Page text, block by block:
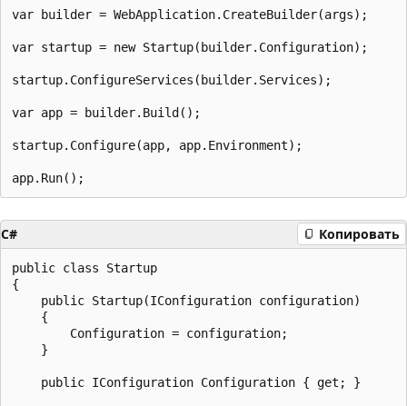
var builder = WebApplication.CreateBuilder(args);
var startup = new Startup(builder.Configuration);
startup.ConfigureServices(builder.Services);
var app = builder.Build();
startup.Configure(app, app.Environment);
C# Копировать
public class Startup
{
    public Startup(IConfiguration configuration)
    {
        Configuration = configuration;
    }
    public IConfiguration Configuration { get; }